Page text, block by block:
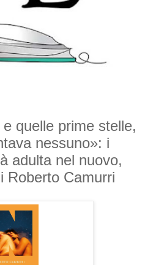
quelle prime stelle,
nessuno»: i
adulta nel nuovo,
Roberto Camurri